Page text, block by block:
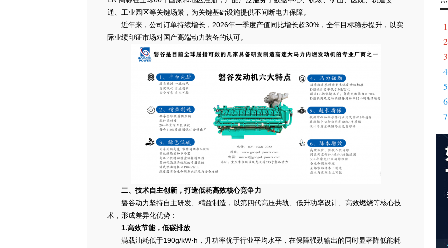
通、工业园区等关键场景，为关键基础设施提供不间断电力保障。
近年来，公司订单持续增长，2026年一季度产值同比增长超30%，全年目标稳步提升，以实
际业绩印证市场对国产高端动力装备的认可。
二、技术自主创新，打造低耗高效核心竞争力
磐谷动力坚持自主研发、精益制造，以第四代高压共轨、低升功率设计、高效燃烧等核心技
术，形成差异化优势：
1.高效节能，低碳排放
满载油耗低于190g/kW·h，升功率优于行业平均水平，在保障强劲输出的同时显著降低能耗
1
2
3
4
5
6
7